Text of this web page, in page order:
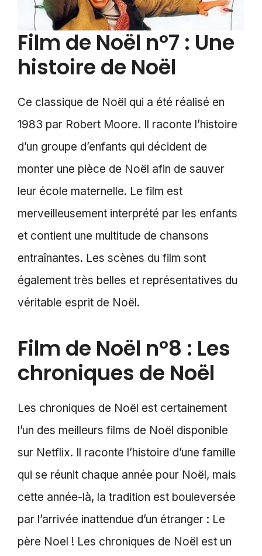
Film de Noël n°7 : Une
histoire de Noël
Ce classique de Noël qui a été réalisé en
1983 par Robert Moore. Il raconte l’histoire
d’un groupe d’enfants qui décident de
monter une pièce de Noël afin de sauver
leur école maternelle. Le film est
merveilleusement interprété par les enfants
et contient une multitude de chansons
entraînantes. Les scènes du film sont
également très belles et représentatives du
véritable esprit de Noël.
Film de Noël n°8 : Les
chroniques de Noël
Les chroniques de Noël est certainement
l’un des meilleurs films de Noël disponible
sur Netflix. Il raconte l’histoire d’une famille
qui se réunit chaque année pour Noël, mais
cette année-là, la tradition est bouleversée
par l’arrivée inattendue d’un étranger : Le
père Noel ! Les chroniques de Noël est un